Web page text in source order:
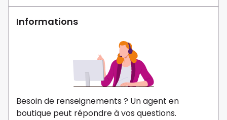
Informations
Besoin de renseignements ? Un agent en
boutique peut répondre à vos questions.